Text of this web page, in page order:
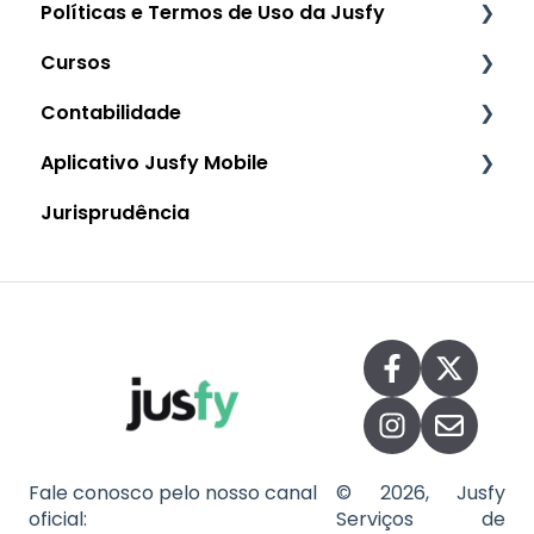
Manual de Uso: Links de cobrança
Manual de Uso: Pagamentos
Manual de Uso: Minha carteira
Manual de Uso: Minha conta Jusfy Pay
Políticas e Termos de Uso da Jusfy
Termos de Uso da Jusfy
Política de privacidade da Jusfy
Download de documentos na Jusfy
Política de Pagamento
Cursos
Cursos
Contabilidade
Contabilidade
Aplicativo Jusfy Mobile
Manual de Uso: App Jusfy Mobile
Jurisprudência
Fale conosco pelo nosso canal
oficial:
© 2026, Jusfy
Serviços de